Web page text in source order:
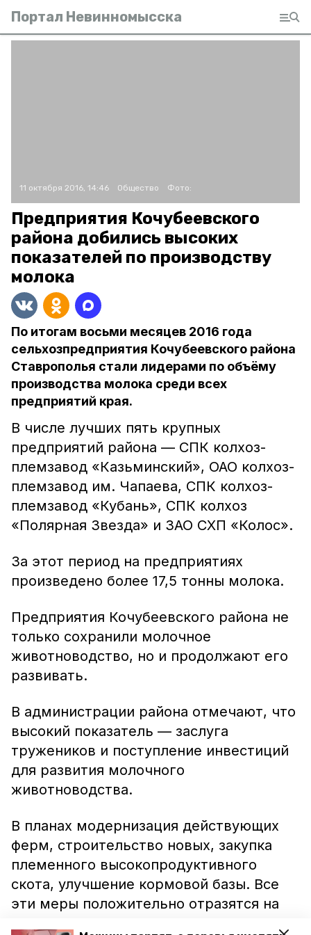
Портал Невинномысска
11 октября 2016, 14:46 Общество Фото:
Предприятия Кочубеевского
района добились высоких
показателей по производству
молока
По итогам восьми месяцев 2016 года
сельхозпредприятия Кочубеевского района
Ставрополья стали лидерами по объёму
производства молока среди всех
предприятий края.
В числе лучших пять крупных
предприятий района — СПК колхоз-
племзавод «Казьминский», ОАО колхоз-
племзавод им. Чапаева, СПК колхоз-
племзавод «Кубань», СПК колхоз
«Полярная Звезда» и ЗАО СХП «Колос».
За этот период на предприятиях
произведено более 17,5 тонны молока.
Предприятия Кочубеевского района не
только сохранили молочное
животноводство, но и продолжают его
развивать.
В администрации района отмечают, что
высокий показатель — заслуга
тружеников и поступление инвестиций
для развития молочного
животноводства.
В планах модернизация действующих
ферм, строительство новых, закупка
племенного высокопродуктивного
скота, улучшение кормовой базы. Все
эти меры положительно отразятся на